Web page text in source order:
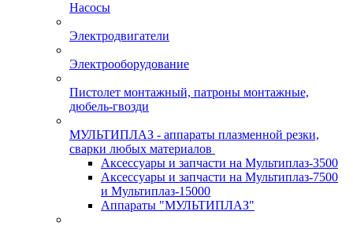
Насосы
Электродвигатели
Электрооборудование
Пистолет монтажный, патроны монтажные,
дюбель-гвозди
МУЛЬТИПЛАЗ - аппараты плазменной резки,
сварки любых материалов
Аксессуары и запчасти на Мультиплаз-3500
Аксессуары и запчасти на Мультиплаз-7500
и Мультиплаз-15000
Аппараты "МУЛЬТИПЛАЗ"